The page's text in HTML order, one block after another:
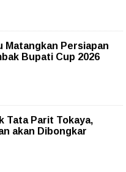
Matangkan Persiapan
Bupati Cup 2026
Tata Parit Tokaya,
akan Dibongkar